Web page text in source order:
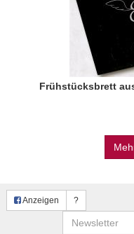
Frühstücksbrett
Anzeigen ?
Newsletter